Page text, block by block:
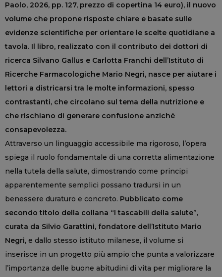
Paolo, 2026, pp. 127, prezzo di copertina 14 euro), il nuovo
volume che propone risposte chiare e basate sulle
evidenze scientifiche per orientare le scelte quotidiane a
tavola. Il libro, realizzato con il contributo dei dottori di
ricerca Silvano Gallus e Carlotta Franchi dell’Istituto di
Ricerche Farmacologiche Mario Negri, nasce per aiutare i
lettori a districarsi tra le molte informazioni, spesso
contrastanti, che circolano sul tema della nutrizione e
che rischiano di generare confusione anziché
consapevolezza.
Attraverso un linguaggio accessibile ma rigoroso, l’opera
spiega il ruolo fondamentale di una corretta alimentazione
nella tutela della salute, dimostrando come principi
apparentemente semplici possano tradursi in un
benessere duraturo e concreto. Pubblicato come
secondo titolo della collana “I tascabili della salute”,
curata da Silvio Garattini, fondatore dell’Istituto Mario
Negri, e dallo stesso istituto milanese, il volume si
inserisce in un progetto più ampio che punta a valorizzare
l’importanza delle buone abitudini di vita per migliorare la